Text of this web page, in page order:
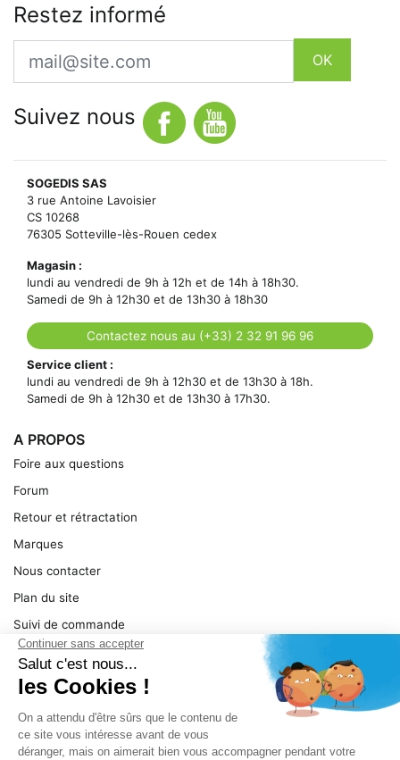
Restez informé
Email
OK
Suivez nous
SOGEDIS SAS
3 rue Antoine Lavoisier
CS 10268
76305 Sotteville-lès-Rouen cedex
Magasin :
lundi au vendredi de 9h à 12h et de 14h à 18h30.
Samedi de 9h à 12h30 et de 13h30 à 18h30
Contactez nous au (+33) 2 32 91 96 96
Service client :
lundi au vendredi de 9h à 12h30 et de 13h30 à 18h.
Samedi de 9h à 12h30 et de 13h30 à 17h30.
A PROPOS
Foire aux questions
Forum
Retour et rétractation
Marques
Nous contacter
Plan du site
Suivi de commande
Ma facture
Mentions légales
SERVICE